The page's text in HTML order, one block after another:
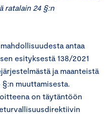
ratalain 24 §:n
antaa
esityksestä 138/2021
ja maanteistä
muuttamisesta.
on täytäntöön